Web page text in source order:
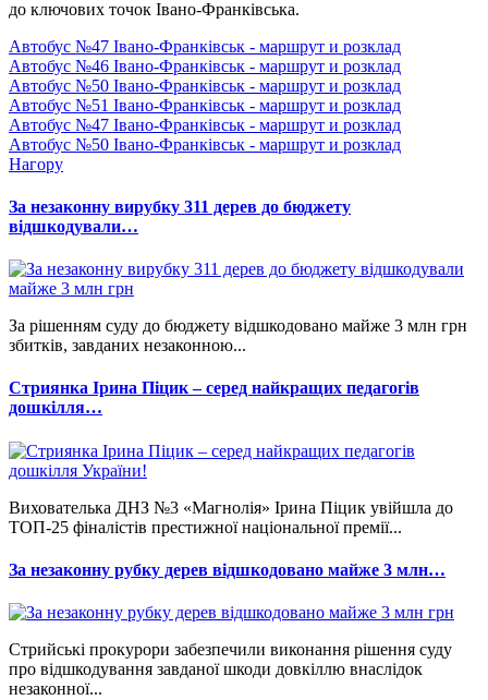
до ключових точок Івано-Франківська.
Автобус №47 Івано-Франківськ - маршрут и розклад
Автобус №46 Івано-Франківськ - маршрут и розклад
Автобус №50 Івано-Франківськ - маршрут и розклад
Автобус №51 Івано-Франківськ - маршрут и розклад
Автобус №47 Івано-Франківськ - маршрут и розклад
Автобус №50 Івано-Франківськ - маршрут и розклад
Нагору
За незаконну вирубку 311 дерев до бюджету
відшкодували…
За рішенням суду до бюджету відшкодовано майже 3 млн грн
збитків, завданих незаконною...
Стриянка Ірина Піцик – серед найкращих педагогів
дошкілля…
Вихователька ДНЗ №3 «Магнолія» Ірина Піцик увійшла до
ТОП-25 фіналістів престижної національної премії...
За незаконну рубку дерев відшкодовано майже 3 млн…
Стрийські прокурори забезпечили виконання рішення суду
про відшкодування завданої шкоди довкіллю внаслідок
незаконної...